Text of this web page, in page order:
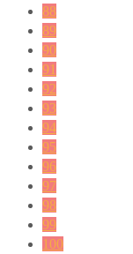
88
89
90
91
92
93
94
95
96
97
98
99
100